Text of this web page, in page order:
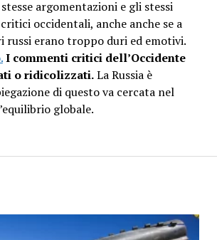
argomentazioni e gli stessi
occidentali, anche anche se a
russi erano troppo duri ed emotivi.
I commenti critici dell’Occidente
o ridicolizzati.La Russia è
di questo va cercata nel
globale.